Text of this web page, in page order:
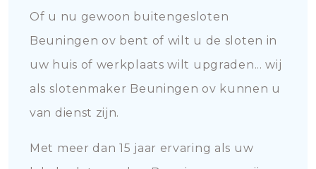
Of u nu gewoon buitengesloten
Beuningen ov bent of wilt u de sloten in
uw huis of werkplaats wilt upgraden... wij
als slotenmaker Beuningen ov kunnen u
van dienst zijn.
Met meer dan 15 jaar ervaring als uw